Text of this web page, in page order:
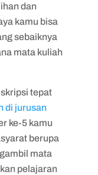
dan
kamu bisa
sebaiknya
mata kuliah
tepat
di jurusan
ke-5 kamu
berupa
mata
pelajaran